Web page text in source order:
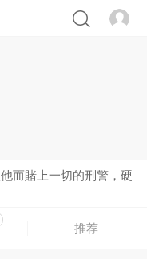
而賭上一切的刑警，硬
推荐